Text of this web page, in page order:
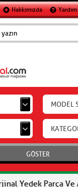
Hakkımızda Yardım
MODEL
GÖSTER
Ve